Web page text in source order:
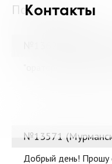
Контакты
Психология
№13571
Добрый день! Прошу